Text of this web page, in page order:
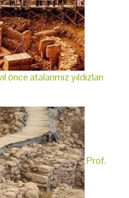
atalarımız yıldızları
Prof.